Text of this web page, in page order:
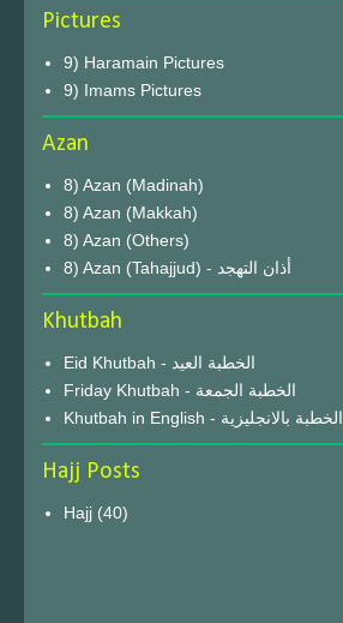
Pictures
9) Haramain Pictures
9) Imams Pictures
Azan
8) Azan (Madinah)
8) Azan (Makkah)
8) Azan (Others)
8) Azan (Tahajjud) - أذان التهجد
Khutbah
Eid Khutbah - الخطبة العيد
Friday Khutbah - الخطبة الجمعة
Khutbah in English - الخطبة بالانجليزية
Hajj Posts
Hajj (40)